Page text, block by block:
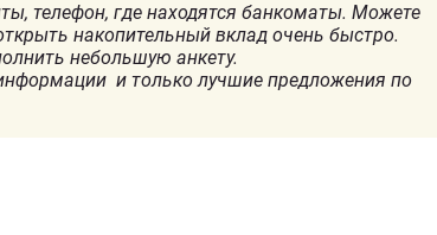
телефон, где находятся банкоматы. Можете
накопительный вклад очень быстро.
небольшую анкету.
и только лучшие предложения по